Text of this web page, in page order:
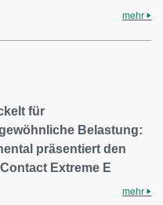
mehr
für
Belastung:
präsentiert den
Extreme E
mehr